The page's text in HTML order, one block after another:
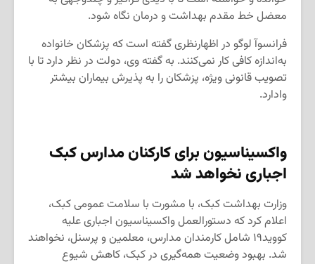
معضل خط مقدم بهداشت و درمان نگاه شود.
فرانسوآ لوگو در اظهارنظری گفته است که پزشکان خانواده
به‌اندازه کافی کار نمی‌کنند. به گفته وی، دولت در نظر دارد تا با
تصویب قانونی ویژه، پزشکان را به پذیرش بیماران بیشتر
وادارد.
واکسیناسیون برای کارکنان مدارس کبک
اجباری نخواهد شد
وزارت بهداشت کبک، با مشورت با سلامت عمومی کبک،
اعلام کرد که دستورالعمل واکسیناسیون اجباری علیه
کووید۱۹ شامل کارمندان مدارس، معلمین و پرسنل، نخواهند
شد. بهبود وضعیت همه‌گیری در کبک، کاهش شیوع